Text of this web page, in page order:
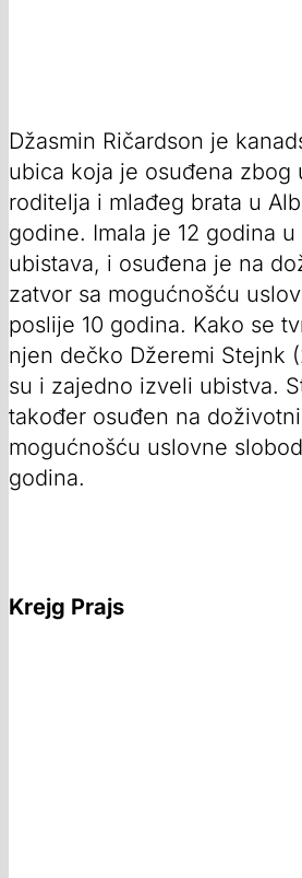
Džasmin Ričardson je
ubica koja je osuđena zbog
roditelja i mlađeg brata u
godine. Imala je 12 godina
ubistava, i osuđena je na
zatvor sa mogućnošću
poslije 10 godina. Kako se
njen dečko Džeremi Stejnk
su i zajedno izveli ubistva.
također osuđen na
mogućnošću uslovne
godina.
Krejg Prajs